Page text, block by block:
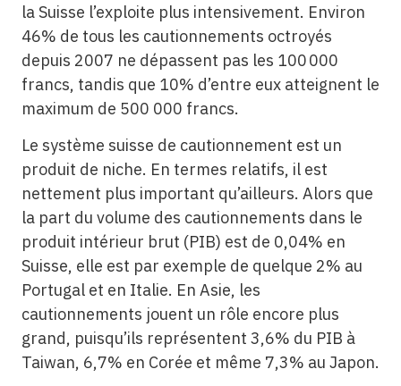
la Suisse l’exploite plus intensivement. Environ
46% de tous les cautionnements octroyés
depuis 2007 ne dépassent pas les 100 000
francs, tandis que 10% d’entre eux atteignent le
maximum de 500 000 francs.
Le système suisse de cautionnement est un
produit de niche. En termes relatifs, il est
nettement plus important qu’ailleurs. Alors que
la part du volume des cautionnements dans le
produit intérieur brut (PIB) est de 0,04% en
Suisse, elle est par exemple de quelque 2% au
Portugal et en Italie. En Asie, les
cautionnements jouent un rôle encore plus
grand, puisqu’ils représentent 3,6% du PIB à
Taiwan, 6,7% en Corée et même 7,3% au Japon.